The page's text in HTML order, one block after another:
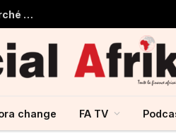
Togo : Le Trésor Public obtient 22 milliards de FCFA sur le marché financier de l’UMOA
change FA TV